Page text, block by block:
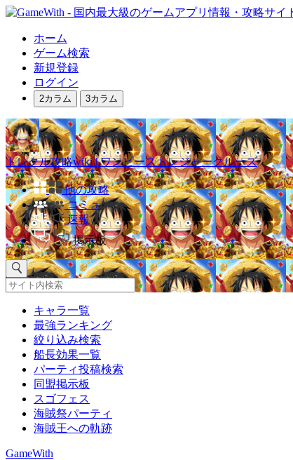
ホーム
ゲーム検索
新規登録
ログイン
2カラム 3カラム
トレクル攻略wiki | ワンピーストレジャークルーズ
他の攻略
コミュ
速報
掲示板
キャラ一覧
最強ランキング
絞り込み検索
船長効果一覧
パーティ投稿検索
同盟掲示板
スゴフェス
海賊祭パーティ
海賊王への軌跡
GameWith